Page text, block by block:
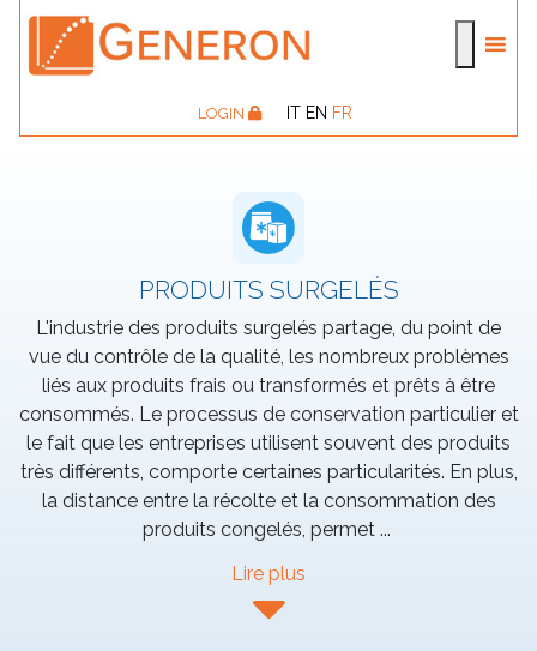
LOGIN IT EN FR
PRODUITS SURGELÉS
L'industrie des produits surgelés partage, du point de
vue du contrôle de la qualité, les nombreux problèmes
liés aux produits frais ou transformés et prêts à être
consommés. Le processus de conservation particulier et
le fait que les entreprises utilisent souvent des produits
très différents, comporte certaines particularités. En plus,
la distance entre la récolte et la consommation des
produits congelés, permet ...
Lire plus